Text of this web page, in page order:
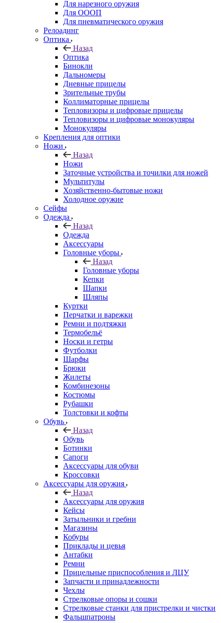
Для нарезного оружия
Для ОООП
Для пневматического оружия
Релоадинг
Оптика
Назад
Оптика
Бинокли
Дальномеры
Дневные прицелы
Зрительные трубы
Коллиматорные прицелы
Тепловизоры и цифровые прицелы
Тепловизоры и цифровые монокуляры
Монокуляры
Крепления для оптики
Ножи
Назад
Ножи
Заточные устройства и точилки для ножей
Мультитулы
Хозяйственно-бытовые ножи
Холодное оружие
Сейфы
Одежда
Назад
Одежда
Аксессуары
Головные уборы
Назад
Головные уборы
Кепки
Шапки
Шляпы
Куртки
Перчатки и варежки
Ремни и подтяжки
Термобельё
Носки и гетры
Футболки
Шарфы
Брюки
Жилеты
Комбинезоны
Костюмы
Рубашки
Толстовки и кофты
Обувь
Назад
Обувь
Ботинки
Сапоги
Аксессуары для обуви
Кроссовки
Аксессуары для оружия
Назад
Аксессуары для оружия
Кейсы
Затыльники и гребни
Магазины
Кобуры
Приклады и цевья
Антабки
Ремни
Прицельные приспособления и ЛЦУ
Запчасти и принадлежности
Чехлы
Стрелковые опоры и сошки
Стрелковые станки для пристрелки и чистки
Фальшпатроны